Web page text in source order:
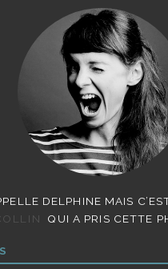
DELPHINE MAIS
QUI A PRIS CETTE